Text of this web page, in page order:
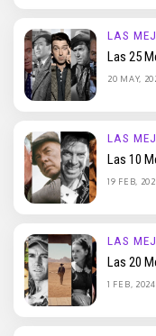
LAS
Las 25
20 MAY,
LAS
Las 10
19 FEB,
LAS
Las 20
1 FEB, 2024